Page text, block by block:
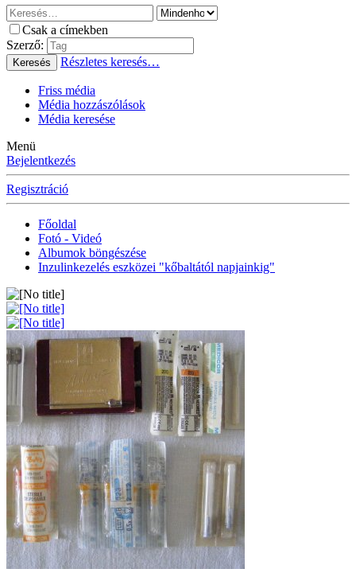
Csak a címekben
Szerző:
Keresés Részletes keresés…
Friss média
Média hozzászólások
Média keresése
Menü
Bejelentkezés
Regisztráció
Főoldal
Fotó - Videó
Albumok böngészése
Inzulinkezelés eszközei "kőbaltától napjainkig"